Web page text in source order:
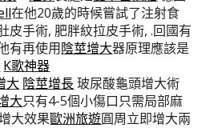
在他20歲的時候嘗試了注射食
皮手術, 肥胖紋拉皮手術, .回國有
有再使用陰莖增大器原理應該是
K歌神器
大 陰莖增長玻尿酸龜頭增大術
大只有4-5個小傷口只需局部麻
大效果歐洲旅遊圓周立即增大兩